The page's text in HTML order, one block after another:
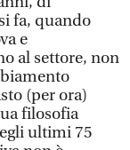
fa, quando
e
al settore, non
(per ora)
filosofia
ultimi 75